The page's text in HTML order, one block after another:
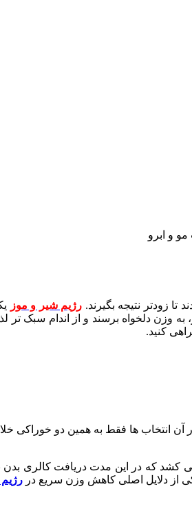
و ابرو
زودتر نتیجه بگیرند. رژیم شیر و موز
وزن دلخواه برسند و از اندام سبک تر
کنید.
انتخاب ها فقط به همین دو خوراکی
که در این مدت دریافت کالری بدن
از دلایل اصلی کاهش وزن سریع در